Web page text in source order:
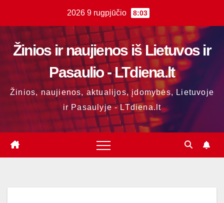
content
2026 9 rugpjūčio 8:03
Žinios ir naujienos iš Lietuvos ir
Pasaulio - LTdiena.lt
Žinios, naujienos, aktualijos, įdomybės, Lietuvoje
ir Pasaulyje - LTdiena.lt